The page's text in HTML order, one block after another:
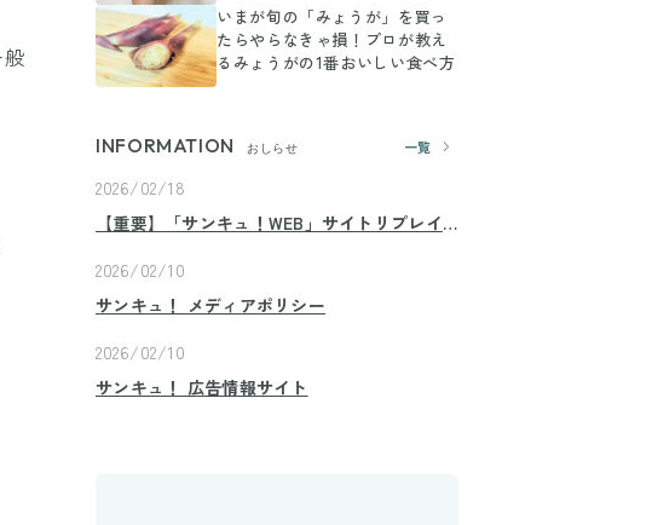
いまが旬の「みょうが」を買っ
たらやらなきゃ損！プロが教え
るみょうがの1番おいしい食べ方
INFORMATION おしらせ 一覧
2026/02/18
【重要】「サンキュ！WEB」サイトリプレイ
2026/02/10
サンキュ！ メディアポリシー
2026/02/10
サンキュ！ 広告情報サイト